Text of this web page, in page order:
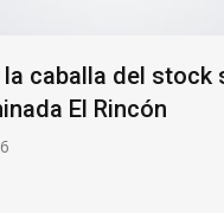
la caballa del stock
El Rincón